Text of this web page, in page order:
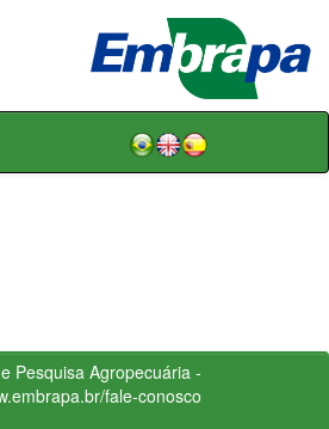
Pesquisa Agropecuária -
fale-conosco